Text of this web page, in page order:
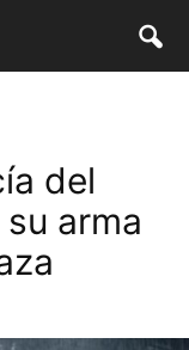
del
arma